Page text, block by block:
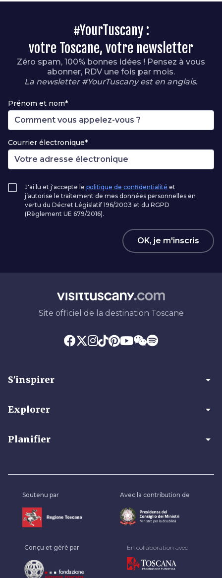
#YourTuscany :
votre Toscane, votre newsletter
Zéro spam, 100% bonnes idées ! Pensez à vous
abonner, RDV une fois par mois.
La newsletter #YourTuscany est en anglais.
Prénom et nom*
Courrier électronique*
J'ai lu et j'accepte le politique de confidentialité et
j’autorise le traitement de mes données personnelles en
vertu du Décret Législatif 196/2003 et du RGPD
(Règlement UE 679/2016).
OK, je m'inscris
Site officiel de la destination Toscane
S'inspirer arrow_drop_down
Explorer arrow_drop_down
Planifier arrow_drop_down
Soutenu par Avec la contribution de
Conçu et géré par En collaboration avec